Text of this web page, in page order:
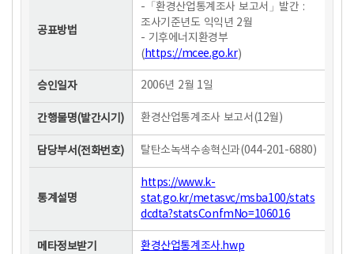
공표방법
-「환경산업통계조사 보고서」발간 :
조사기준년도 익익년 2월
- 기후에너지환경부
(https://mcee.go.kr)
승인일자 2006년 2월 1일
간행물명(발간시기) 환경산업통계조사 보고서(12월)
담당부서(전화번호) 탈탄소녹색수송혁신과(044-201-6880)
통계설명
https://www.k-
stat.go.kr/metasvc/msba100/stats
dcdta?statsConfmNo=106016
메타정보받기 환경산업통계조사.hwp